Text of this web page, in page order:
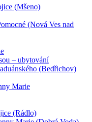
(Mšeno)
(Nová Ves nad
– ubytování
(Bedřichov)
Marie
(Rádlo)